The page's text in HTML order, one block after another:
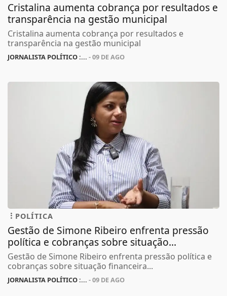
Cristalina aumenta cobrança por resultados e
transparência na gestão municipal
Cristalina aumenta cobrança por resultados e
transparência na gestão municipal
JORNALISTA POLÍTICO :... - 09 DE AGO
POLÍTICA
Gestão de Simone Ribeiro enfrenta pressão
política e cobranças sobre situação...
Gestão de Simone Ribeiro enfrenta pressão política e
cobranças sobre situação financeira...
JORNALISTA POLÍTICO :... - 09 DE AGO